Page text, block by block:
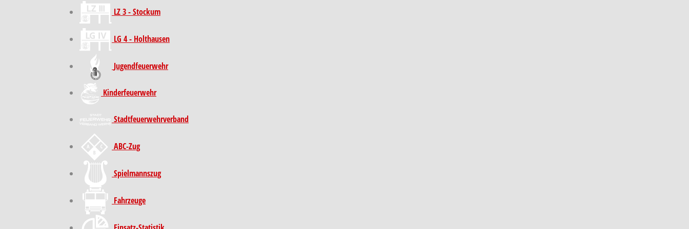
LZ 3 - Stockum
LG 4 - Holthausen
Jugendfeuerwehr
Kinder­feuer­wehr
Stadt­feuer­wehr­verband
ABC-Zug
Spielmannszug
Fahrzeuge